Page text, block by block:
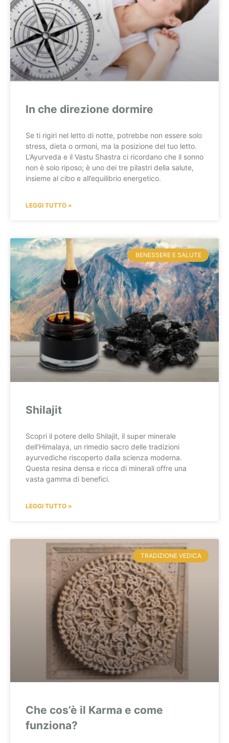
In che direzione dormire
Se ti rigiri nel letto di notte, potrebbe non essere solo
stress, dieta o ormoni, ma la posizione del tuo letto.
L’Ayurveda e il Vastu Shastra ci ricordano che il sonno
non è solo riposo; è uno dei tre pilastri della salute,
insieme al cibo e all’equilibrio energetico.
LEGGI TUTTO »
BENESSERE E SALUTE
Shilajit
Scopri il potere dello Shilajit, il super minerale
dell’Himalaya, un rimedio sacro delle tradizioni
ayurvediche riscoperto dalla scienza moderna.
Questa resina densa e ricca di minerali offre una
vasta gamma di benefici.
LEGGI TUTTO »
TRADIZIONE VEDICA
Che cos’è il Karma e come
funziona?